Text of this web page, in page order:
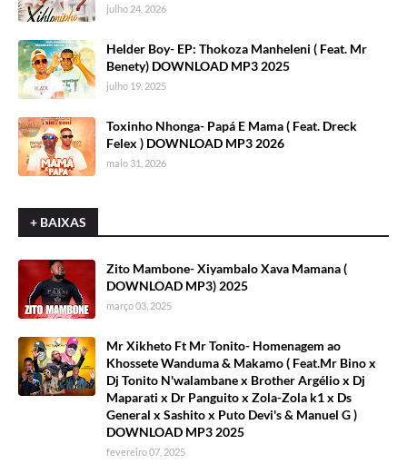
julho 24, 2026
Helder Boy- EP: Thokoza Manheleni ( Feat. Mr
Benety) DOWNLOAD MP3 2025
julho 19, 2025
Toxinho Nhonga- Papá E Mama ( Feat. Dreck
Felex ) DOWNLOAD MP3 2026
maio 31, 2026
+ BAIXAS
Zito Mambone- Xiyambalo Xava Mamana (
DOWNLOAD MP3) 2025
março 03, 2025
Mr Xikheto Ft Mr Tonito- Homenagem ao
Khossete Wanduma & Makamo ( Feat.Mr Bino x
Dj Tonito N'walambane x Brother Argélio x Dj
Maparati x Dr Panguito x Zola-Zola k1 x Ds
General x Sashito x Puto Devi's & Manuel G )
DOWNLOAD MP3 2025
fevereiro 07, 2025